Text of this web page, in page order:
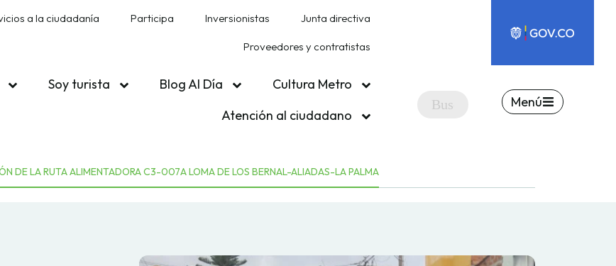
a la ciudadanía Participa Inversionistas Junta directiva
Proveedores y contratistas
Soy turista Blog Al Día
Cultura Metro
Atención al ciudadano
Menú
DE LA RUTA ALIMENTADORA C3-007A LOMA DE LOS BERNAL-ALIADAS-LA PALMA